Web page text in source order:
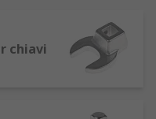
la coppia più
chiavi